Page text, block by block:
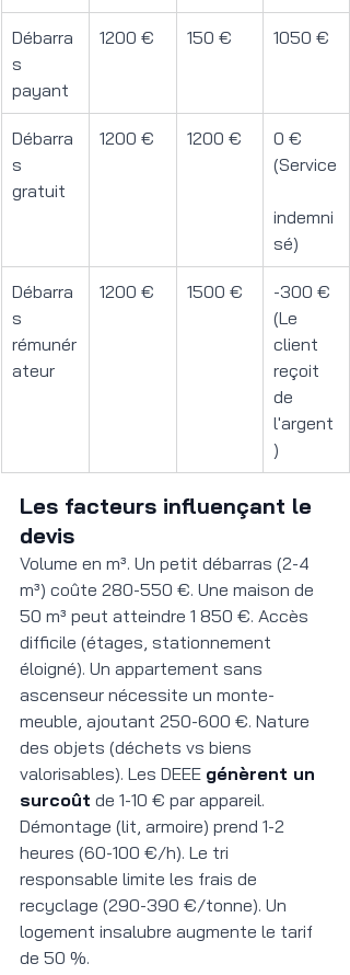
Débarra
s
payant
1200 € 150 € 1050 €
Débarra
s
gratuit
1200 € 1200 €
0 €
(Service
indemni
sé)
Débarra
s
rémunér
ateur
1200 € 1500 €
-300 €
(Le
client
reçoit
de
l'argent
)
Les facteurs influençant le
devis
Volume en m³. Un petit débarras (2-4
m³) coûte 280-550 €. Une maison de
50 m³ peut atteindre 1 850 €. Accès
difficile (étages, stationnement
éloigné). Un appartement sans
ascenseur nécessite un monte-
meuble, ajoutant 250-600 €. Nature
des objets (déchets vs biens
valorisables). Les DEEE génèrent un
surcoût de 1-10 € par appareil.
Démontage (lit, armoire) prend 1-2
heures (60-100 €/h). Le tri
responsable limite les frais de
recyclage (290-390 €/tonne). Un
logement insalubre augmente le tarif
de 50 %.